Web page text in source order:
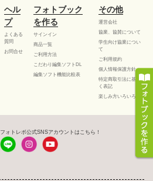
ヘル
プ
よくある
質問
お問合せ
フォトブック
を作る
サインイン
商品一覧
ご利用方法
こだわり編集ソフトDL
編集ソフト機能比較表
その他
運営会社
協業、協賛について
学生向け協業につい
て
ご利用規約
個人情報保護方針
特定商取引法に基づ
く表記
楽しみ方いろいろ
フォトレボ公式SNSアカウントはこちら！